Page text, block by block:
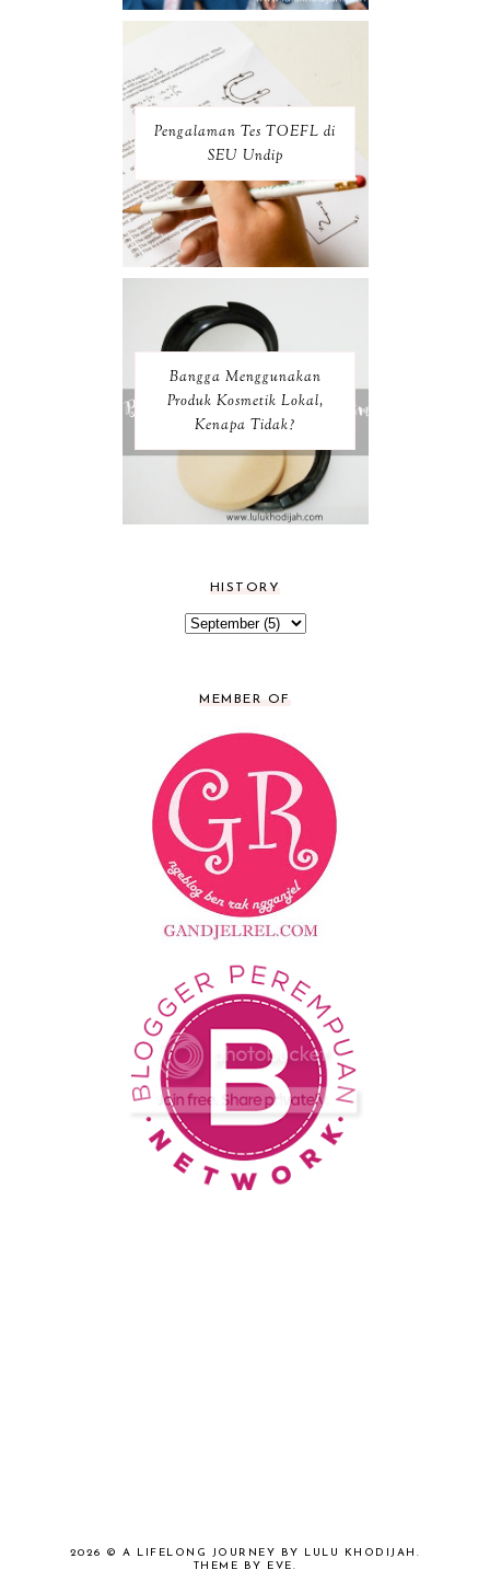
Pengalaman Tes TOEFL di
SEU Undip
Bangga Menggunakan
Produk Kosmetik Lokal,
Kenapa Tidak?
HISTORY
MEMBER OF
2026 ©A LIFELONG JOURNEY BY LULU KHODIJAH .
THEME BY EVE.